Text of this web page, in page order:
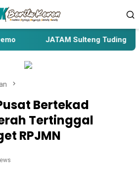
JATAM Sulteng Tuding
Bertekad
Tertinggal
RPJMN